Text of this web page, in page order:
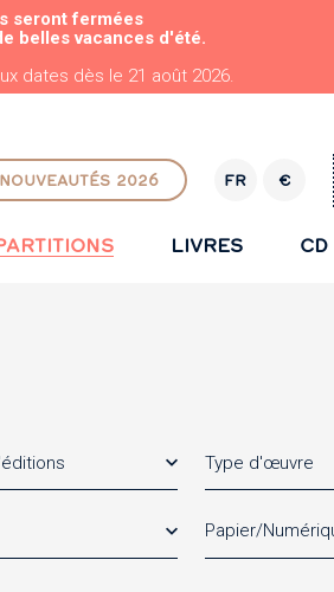
seront fermées
belles vacances d'été.
dates dès le 21 août 2026.
2026 FR
R
€
LIVRES
Type d'œuvre
Papier/